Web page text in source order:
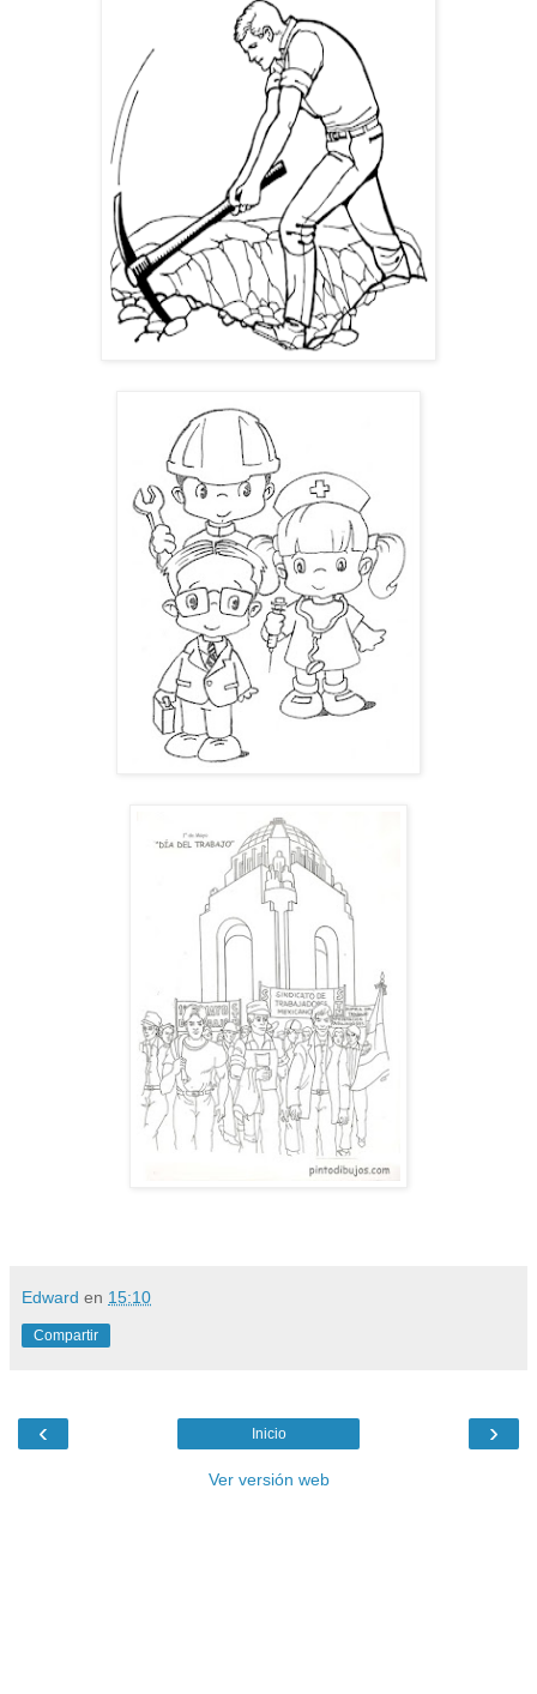
Edward en 15:10
Compartir
‹ ›
Inicio
Ver versión web